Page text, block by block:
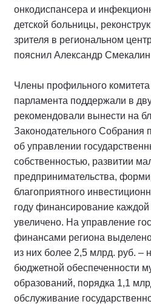
онкодиспансера и
детской больницы,
зрителя в региональном
пояснил Александр
Члены профильного комитета
парламента поддержали в
рекомендовали вынести на
Законодательного Собрания
об управлении
собственностью, развитии
предпринимательства,
благоприятного
году финансирование каждой
увеличено. На управление
финансами региона
из них более 2,5 млрд. руб. –
бюджетной обеспеченности
образований, порядка 1,1
обслуживание